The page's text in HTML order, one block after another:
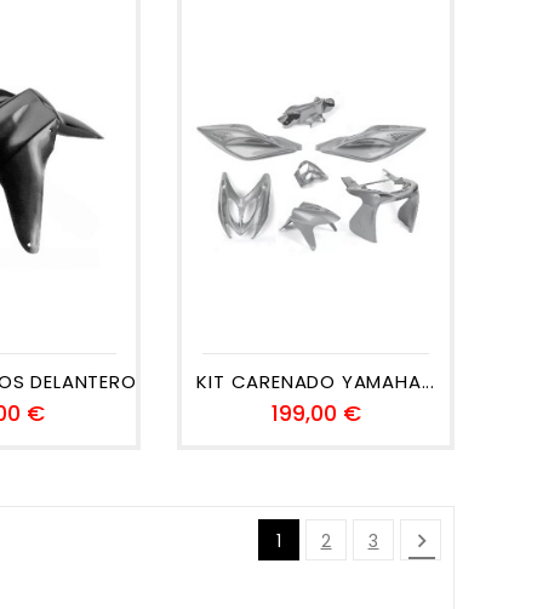
DELANTERO...
€Precio
KIT CARENADO YAMAHA...
199,00 €Precio
1 2 3 